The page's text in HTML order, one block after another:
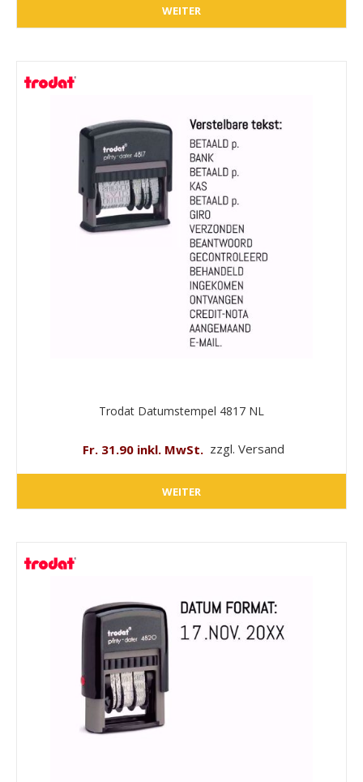
WEITER
Trodat Datumstempel 4817 NL
Fr. 31.90 inkl. MwSt. zzgl. Versand
WEITER